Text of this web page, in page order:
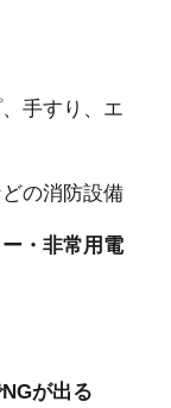
手すり、エ
の消防設備
・非常用電
が出る